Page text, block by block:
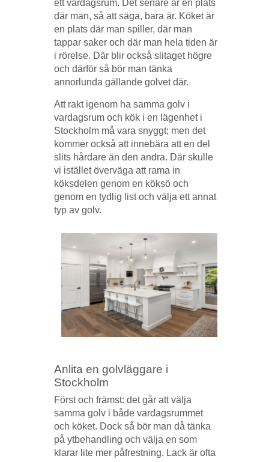
ett vardagsrum. Det senare är en plats
där man, så att säga, bara är. Köket är
en plats där man spiller, där man
tappar saker och där man hela tiden är
i rörelse. Där blir också slitaget högre
och därför så bör man tänka
annorlunda gällande golvet där.
Att rakt igenom ha samma golv i
vardagsrum och kök i en lägenhet i
Stockholm må vara snyggt; men det
kommer också att innebära att en del
slits hårdare än den andra. Där skulle
vi istället överväga att rama in
köksdelen genom en köksö och
genom en tydlig list och välja ett annat
typ av golv.
Anlita en golvläggare i
Stockholm
Först och främst: det går att välja
samma golv i både vardagsrummet
och köket. Dock så bör man då tänka
på ytbehandling och välja en som
klarar lite mer påfrestning. Lack är ofta